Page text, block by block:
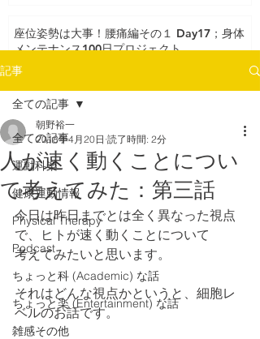
座位姿勢は大事！腰痛編その１ Day17；身体
メンテナンス100日プロジェクト
記事
全ての記事
運動科楽
健康運動情報
Physical Therapy
Podcast
ちょっと科 (Academic) な話
ちょっと楽 (Entertainment) な話
雑感その他
全ての記事
人が速く動くことについ
て考えてみた：第三話
朝野裕一
2018年4月20日 読了時間: 2分
今日は昨日までとは全く異なった視点
で、ヒトが速く動くことについて
考えてみたいと思います。
それはどんな視点かというと、細胞レ
ベルのお話です。